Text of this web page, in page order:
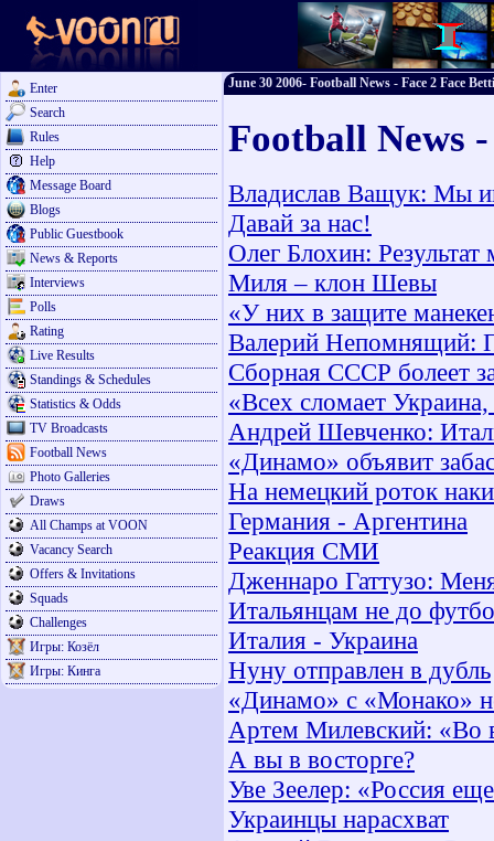
Enter
Search
Rules
Help
Message Board
Blogs
Public Guestbook
News & Reports
Interviews
Polls
Rating
Live Results
Standings & Schedules
Statistics & Odds
TV Broadcasts
Football News
Photo Galleries
Draws
All Champs at VOON
Vacancy Search
Offers & Invitations
Squads
Challenges
Игры: Козёл
Игры: Кинга
June 30 2006- Football News - Face 2 Face
Football News
Владислав Ващук: Мы
Давай за нас!
Олег Блохин:
Миля – клон Шевы
«У них в защите
Валерий Непомнящий:
Сборная СССР болеет
«Всех сломает
Андрей Шевченко:
«Динамо» объявит
На немецкий роток
Германия - Аргентина
Реакция СМИ
Дженнаро Гаттузо:
Итальянцам не до
Италия - Украина
Нуну отправлен в дубль
«Динамо» с «Монако»
Артем Милевский: «Во
А вы в восторге?
Уве Зеелер: «Россия
Украинцы нарасхват